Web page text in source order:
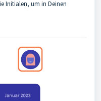
Initialen, um in Deinen